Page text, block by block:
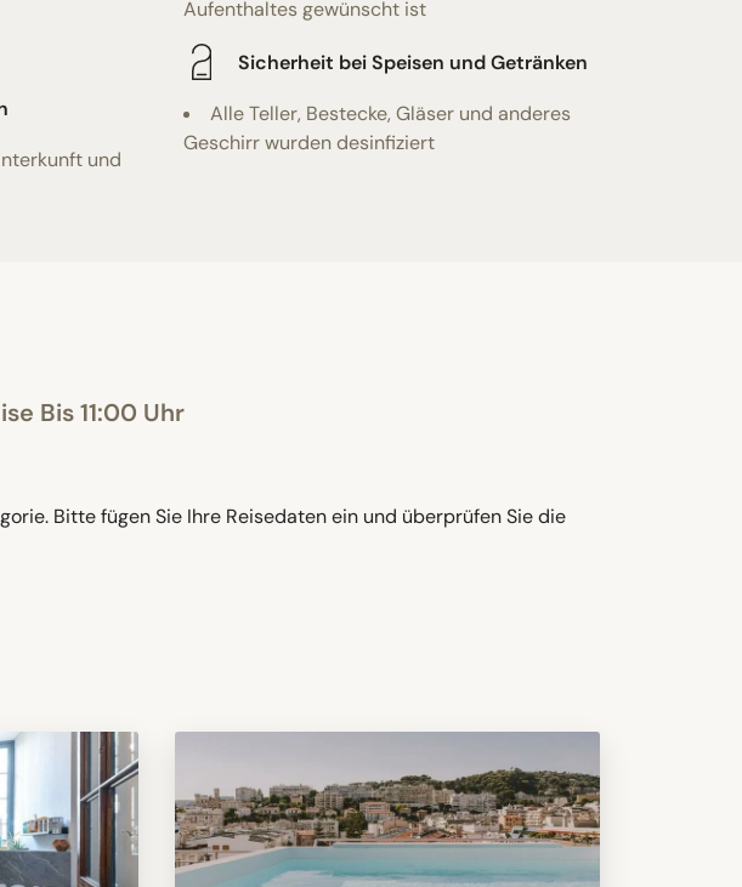
und
Aufenthaltes gewünscht ist
Sicherheit bei Speisen und Getränken
Alle Teller, Bestecke, Gläser und anderes
Geschirr wurden desinfiziert
Bis 11:00 Uhr
Bitte fügen Sie Ihre Reisedaten ein und überprüfen Sie die